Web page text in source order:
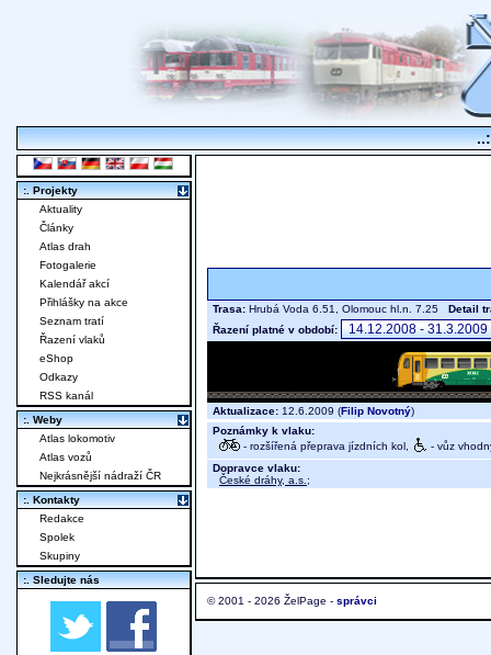
Trasa: Hrubá Voda 6.51, Olomouc hl.n. 7.25 Detail
Řazení platné v období:
Aktualizace: 12.6.2009 (Filip Novotný)
Poznámky k vlaku:
- rozšířená přeprava jízdních kol,
- vůz
Dopravce vlaku:
České dráhy, a.s. ;
© 2001 - 2026 ŽelPage - správci
:. Projekty
Aktuality
Články
Atlas drah
Fotogalerie
Kalendář akcí
Přihlášky na akce
Seznam tratí
Řazení vlaků
eShop
Odkazy
RSS kanál
:. Weby
Atlas lokomotiv
Atlas vozů
Nejkrásnější nádraží ČR
:. Kontakty
Redakce
Spolek
Skupiny
:. Sledujte nás